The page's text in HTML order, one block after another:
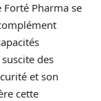
Pharma se
des
et son
cette